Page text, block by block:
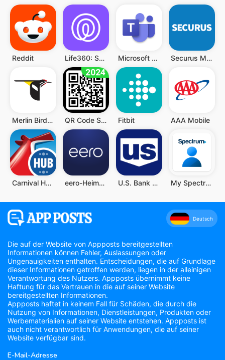
Reddit Life360: Standort teilen Microsoft Teams Securus Mobile
Merlin Bird ID von Cornell Lab QR Code Scanner (Deutsch) Fitbit AAA Mobile
Carnival HUB eero-Heim-WLAN-System U.S. Bank Mobile Banking My Spectrum
Deutsch
Die auf der Website von Appposts bereitgestellten
Informationen können Fehler, Auslassungen oder
Ungenauigkeiten enthalten. Entscheidungen, die auf Grundlage
dieser Informationen getroffen werden, liegen in der alleinigen
Verantwortung des Nutzers. Appposts übernimmt keine
Haftung für das Vertrauen in die auf seiner Website
bereitgestellten Informationen.
Appposts haftet in keinem Fall für Schäden, die durch die
Nutzung von Informationen, Dienstleistungen, Produkten oder
Werbematerialien auf seiner Website entstehen. Appposts ist
auch nicht verantwortlich für Anwendungen, die auf seiner
Website verfügbar sind.
E-Mail-Adresse